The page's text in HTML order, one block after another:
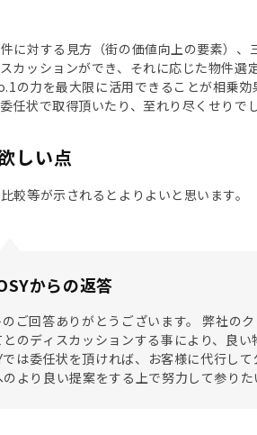
に対する見方（街の価値向上の要素）
カッションができ、それに応じた物件
の力を最大限に活用できることが相乗
任状で取得頂いたり、至れり尽くせりで
しい点
較等が示されるとよりよいと思います。
からの返答
ご回答ありがとうございます。 弊社の
とのディスカッションする事により、良
では委任状を頂ければ、お客様に代行し
より良い提案をする上で努力して参り